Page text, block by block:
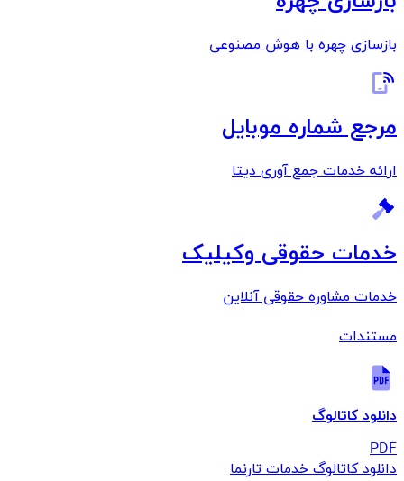
بازسازی چهره با هوش مصنوعی
مرجع شماره موبایل
ارائه خدمات جمع آوری دیتا
خدمات حقوقی وکیلیک
خدمات مشاوره حقوقی آنلاین
مستندات
دانلود کاتالوگ
PDF
دانلود کاتالوگ خدمات تارنما